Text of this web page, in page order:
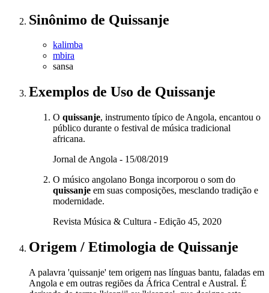
Sinônimo de Quissanje
kalimba
mbira
sansa
Exemplos de Uso de Quissanje
O quissanje, instrumento típico de Angola, encantou o
público durante o festival de música tradicional
africana.
Jornal de Angola - 15/08/2019
O músico angolano Bonga incorporou o som do
quissanje em suas composições, mesclando tradição e
modernidade.
Revista Música & Cultura - Edição 45, 2020
Origem / Etimologia de Quissanje
A palavra 'quissanje' tem origem nas línguas bantu, faladas em
Angola e em outras regiões da África Central e Austral. É